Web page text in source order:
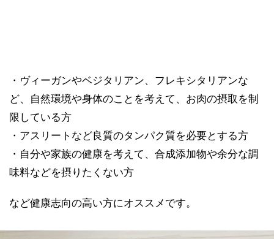
・ヴィーガンやベジタリアン、フレキシタリアンな
ど、自然環境や身体のことを考えて、お肉の摂取を制
限している方
・アスリートなど良質のタンパク質を必要とする方
・自分や家族の健康を考えて、合成添加物や余分な調
味料などを摂りたくない方
など健康志向の高い方にオススメです。